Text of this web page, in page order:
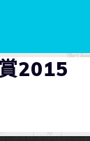
2015